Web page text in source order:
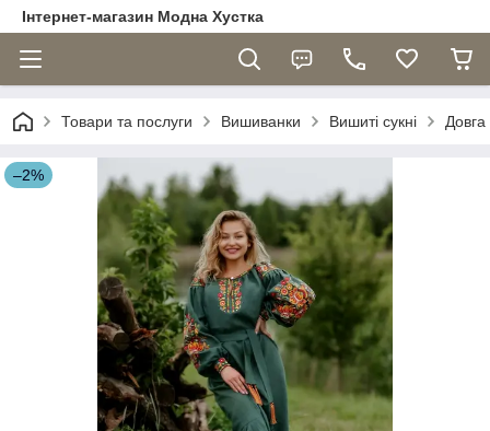
Інтернет-магазин Модна Хустка
Товари та послуги Вишиванки Вишиті сукні Довга
–2%